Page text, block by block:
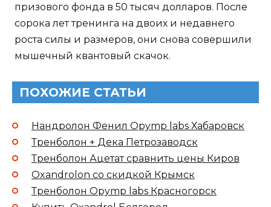
призового фонда в 50 тысяч долларов. После
сорока лет тренинга на двоих и недавнего
роста силы и размеров, они снова совершили
мышечный квантовый скачок.
ПОХОЖИЕ СТАТЬИ
Нандролон Фенил Opymp labs Хабаровск
Тренболон + Дека Петрозаводск
Тренболон Ацетат сравнить цены Киров
Oxandrolon со скидкой Крымск
Тренболон Opymp labs Красногорск